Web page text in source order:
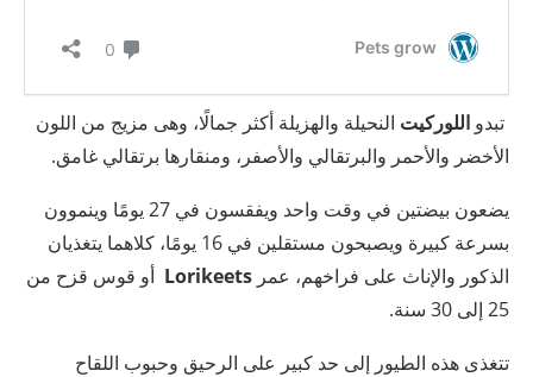
تبدو اللوركيت النحيلة والهزيلة أكثر جمالًا، وهى مزيج من اللون
الأخضر والأحمر والبرتقالي والأصفر، ومنقارها برتقالي غامق.
يضعون بيضتين في وقت واحد ويفقسون في 27 يومًا وينموون
بسرعة كبيرة ويصبحون مستقلين في 16 يومًا، كلاهما يتغذيان
الذكور والإناث على فراخهم، عمر Lorikeets أو قوس قزح من
25 إلى 30 سنة.
تتغذى هذه الطيور إلى حد كبير على الرحيق وحبوب اللقاح